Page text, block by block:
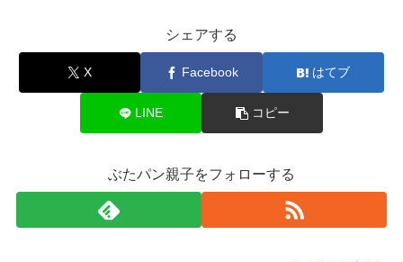
シェアする
X Facebook はてブ
LINE コピー
ぶたパン親子をフォローする